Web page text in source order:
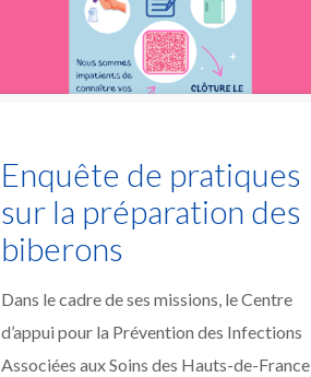
Enquête de pratiques
sur la préparation des
biberons
Dans le cadre de ses missions, le Centre
d’appui pour la Prévention des Infections
Associées aux Soins des Hauts-de-France